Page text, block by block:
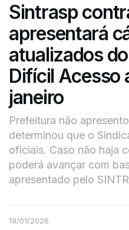
Sintrasp
apresentará
atualizados
Difícil Acesso
janeiro
Prefeitura não
determinou que o
oficiais. Caso não haja
poderá avançar com
apresentado pelo
19/01/2026